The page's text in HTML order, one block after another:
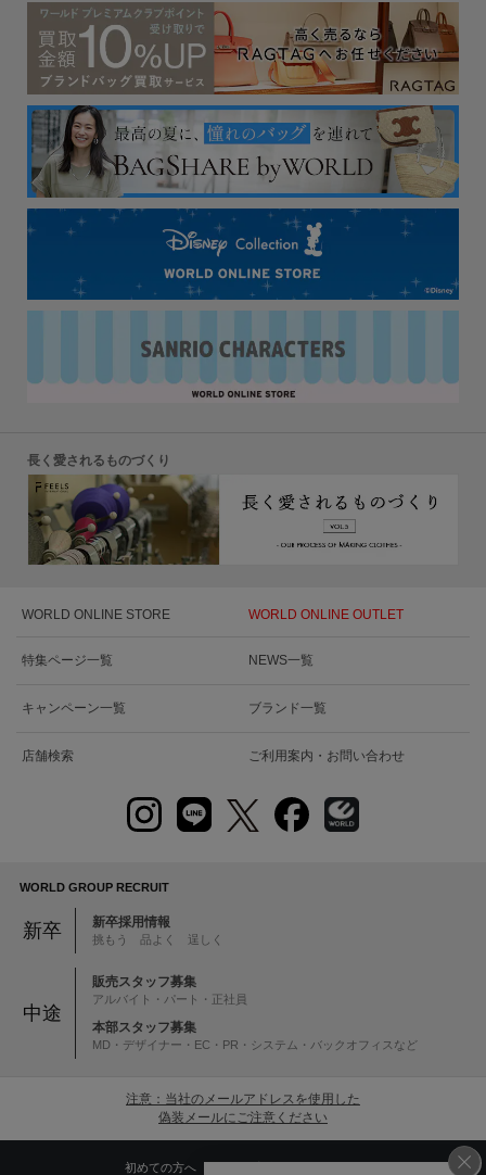
長く愛されるものづくり
WORLD ONLINE STORE WORLD ONLINE OUTLET
特集ページ一覧 NEWS一覧
キャンペーン一覧 ブランド一覧
店舗検索 ご利用案内・お問い合わせ
WORLD GROUP RECRUIT
新卒 新卒採用情報
挑もう 品よく 逞しく
中途
販売スタッフ募集
アルバイト・パート・正社員
本部スタッフ募集
MD・デザイナー・EC・PR・システム・バックオフィスなど
注意：当社のメールアドレスを使用した
偽装メールにご注意ください
初めての方へ